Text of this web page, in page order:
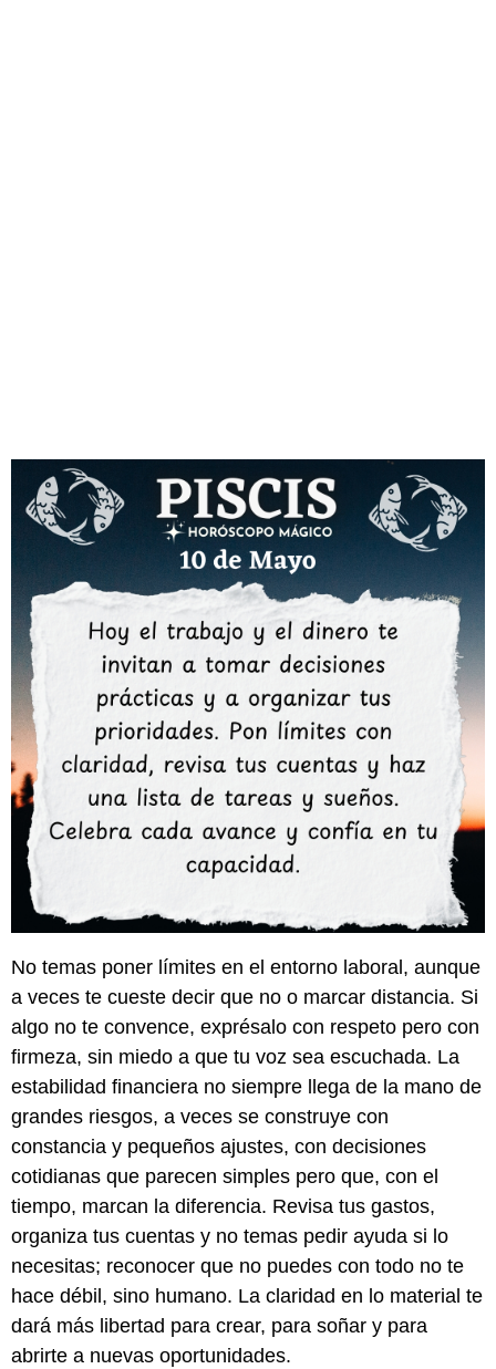
No temas poner límites en el entorno laboral, aunque
a veces te cueste decir que no o marcar distancia. Si
algo no te convence, exprésalo con respeto pero con
firmeza, sin miedo a que tu voz sea escuchada. La
estabilidad financiera no siempre llega de la mano de
grandes riesgos, a veces se construye con
constancia y pequeños ajustes, con decisiones
cotidianas que parecen simples pero que, con el
tiempo, marcan la diferencia. Revisa tus gastos,
organiza tus cuentas y no temas pedir ayuda si lo
necesitas; reconocer que no puedes con todo no te
hace débil, sino humano. La claridad en lo material te
dará más libertad para crear, para soñar y para
abrirte a nuevas oportunidades.